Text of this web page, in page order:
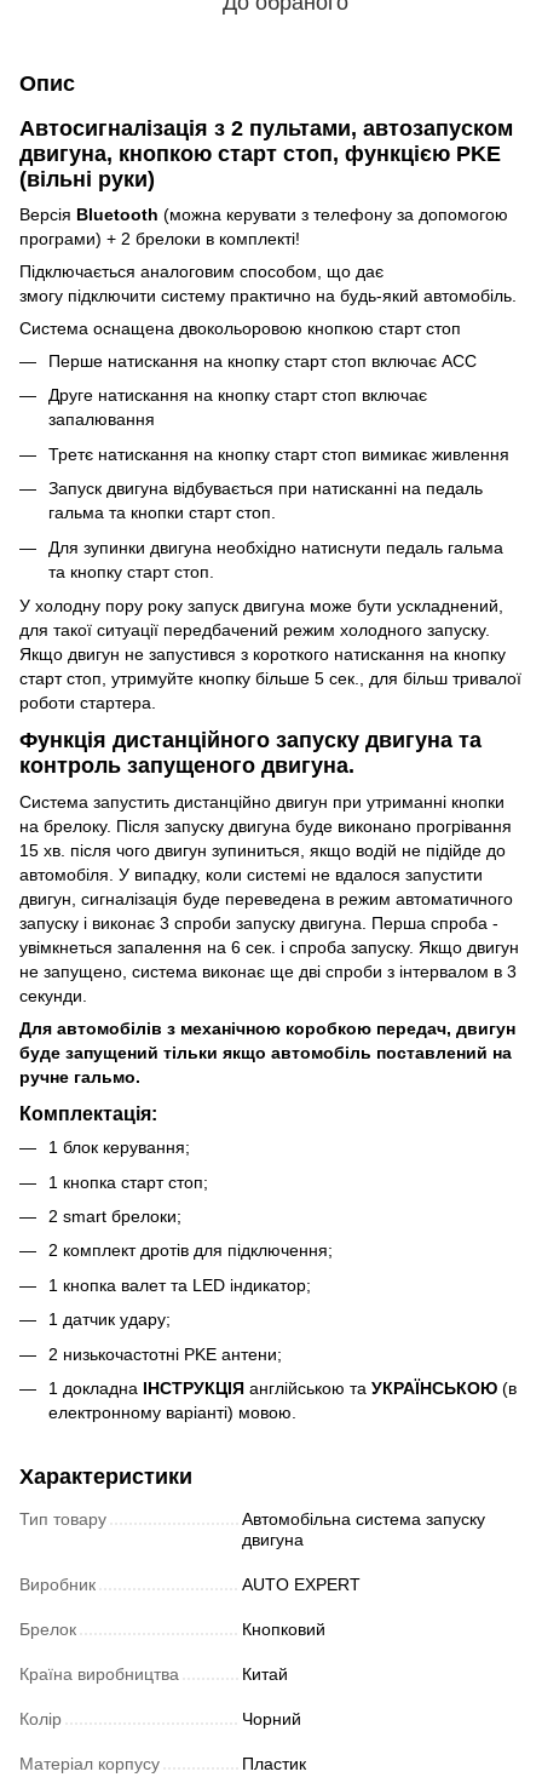
Опис
Автосигналізація з 2 пультами, автозапуском
двигуна, кнопкою старт стоп, функцією PKE
(вільні руки)
Версія Bluetooth (можна керувати з телефону за допомогою
програми) + 2 брелоки в комплекті!
Підключається аналоговим способом, що дає
змогу підключити систему практично на будь-який автомобіль.
Система оснащена двокольоровою кнопкою старт стоп
Перше натискання на кнопку старт стоп включає АСС
Друге натискання на кнопку старт стоп включає
запалювання
Третє натискання на кнопку старт стоп вимикає живлення
Запуск двигуна відбувається при натисканні на педаль
гальма та кнопки старт стоп.
Для зупинки двигуна необхідно натиснути педаль гальма
та кнопку старт стоп.
У холодну пору року запуск двигуна може бути ускладнений,
для такої ситуації передбачений режим холодного запуску.
Якщо двигун не запустився з короткого натискання на кнопку
старт стоп, утримуйте кнопку більше 5 сек., для більш тривалої
роботи стартера.
Функція дистанційного запуску двигуна та
контроль запущеного двигуна.
Система запустить дистанційно двигун при утриманні кнопки
на брелоку. Після запуску двигуна буде виконано прогрівання
15 хв. після чого двигун зупиниться, якщо водій не підійде до
автомобіля. У випадку, коли системі не вдалося запустити
двигун, сигналізація буде переведена в режим автоматичного
запуску і виконає 3 спроби запуску двигуна. Перша спроба -
увімкнеться запалення на 6 сек. і спроба запуску. Якщо двигун
не запущено, система виконає ще дві спроби з інтервалом в 3
секунди.
Для автомобілів з механічною коробкою передач, двигун
буде запущений тільки якщо автомобіль поставлений на
ручне гальмо.
Комплектація:
1 блок керування;
1 кнопка старт стоп;
2 smart брелоки;
2 комплект дротів для підключення;
1 кнопка валет та LED індикатор;
1 датчик удару;
2 низькочастотні PKE антени;
1 докладна ІНСТРУКЦІЯ англійською та УКРАЇНСЬКОЮ (в
електронному варіанті) мовою.
Характеристики
Тип товару
Автомобільна система запуску
двигуна
Виробник AUTO EXPERT
Брелок Кнопковий
Країна виробництва Китай
Колір Чорний
Матеріал корпусу Пластик